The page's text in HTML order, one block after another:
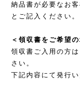
納品書が必要なお
とご記入ください。
＜領収書をご希望の
領収書ご入用の方
さい。
下記内容にて発行い